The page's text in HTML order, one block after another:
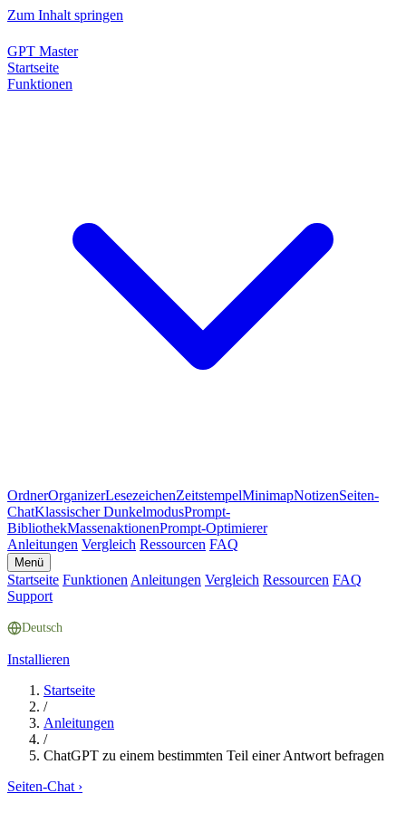
Zum Inhalt springen
GPT Master
Startseite
Funktionen
OrdnerOrganizerLesezeichenZeitstempelMinimapNotizenSeiten-
ChatKlassischer DunkelmodusPrompt-
BibliothekMassenaktionenPrompt-Optimierer
Anleitungen Vergleich Ressourcen FAQ
Menü
Startseite Funktionen Anleitungen Vergleich Ressourcen FAQ
Support
Deutsch
Installieren
Startseite
/
Anleitungen
/
ChatGPT zu einem bestimmten Teil einer Antwort befragen
Seiten-Chat ›